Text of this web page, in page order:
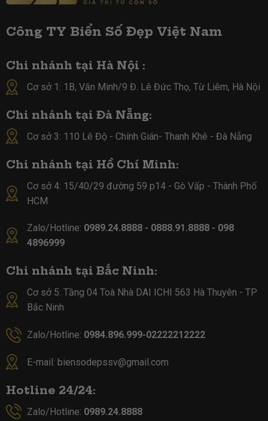
Công TY Biển Số Đẹp Việt Nam
Chi nhánh tại Hà Nội :
Cơ sở 1: 1B, Văn Minh/9 Đ. Lê Đức Thọ, Từ Liêm, Hà Nội
Chi nhánh tại Đà Nẵng:
Cơ sở 3: 110 Lê Độ - Chính Gián- Thanh Khê - Đà Nẵng
Chi nhánh tại Hồ Chí Minh:
Cơ sở 4: 15/40/29 đường 59 p14 - Gò Vấp - Thành Phố
HCM
Zalo/Hotline: 0989.24.8888 - 0888.91.8888 - 098
4896999
Chi nhánh tại Bắc Ninh:
Cơ sở 5: Tầng 04 Toà Nhà DAI ICHI 563 Hà Thuyên - TP
Bắc Ninh
Zalo/Hotline: 0984.896.999-02222212222
E-mail: biensodepssv@gmail.com
Hotline 24/24:
Zalo/Hotline: 0989.24.8888